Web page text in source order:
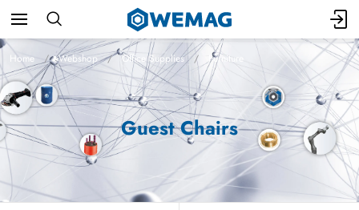
Home Webshop Office Supplies Furniture
Guest Chairs